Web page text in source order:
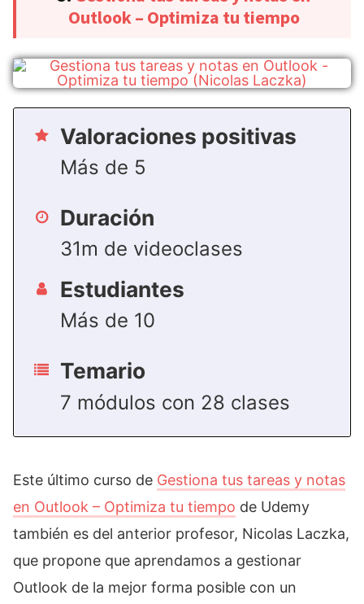
Outlook – Optimiza tu tiempo
Valoraciones positivas
Más de 5
Duración
31m de videoclases
Estudiantes
Más de 10
Temario
7 módulos con 28 clases
Este último curso de Gestiona tus tareas y notas
en Outlook – Optimiza tu tiempo de Udemy
también es del anterior profesor, Nicolas Laczka,
que propone que aprendamos a gestionar
Outlook de la mejor forma posible con un